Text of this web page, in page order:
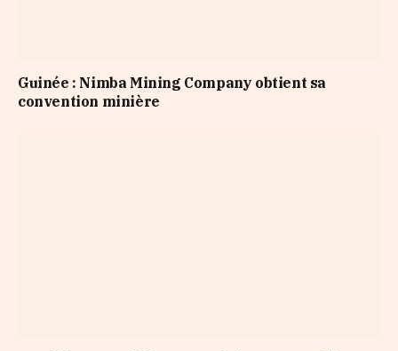
Guinée : Nimba Mining Company obtient sa
convention minière